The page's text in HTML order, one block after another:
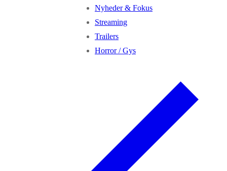
Nyheder & Fokus
Streaming
Trailers
Horror / Gys